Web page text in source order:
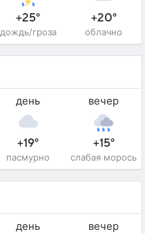
+25°
дождь/гроза
+20°
облачно
день
+19°
пасмурно
вечер
+15°
слабая морось
день вечер